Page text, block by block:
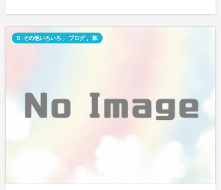
 その他いろいろ , ブログ , 株